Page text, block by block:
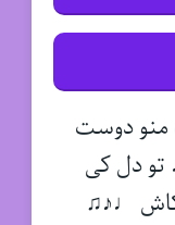
دوست
دل کی
کاش ♩♪♫